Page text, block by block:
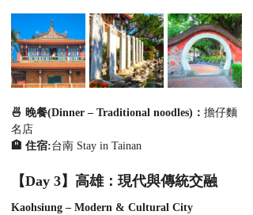
🍜 晚餐(Dinner – Traditional noodles)： 擔仔麵
名店
🏨 住宿:台南 Stay in Tainan
【Day 3】高雄：現代與傳統交融
Kaohsiung – Modern & Cultural City